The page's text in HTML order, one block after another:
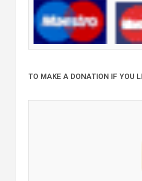
TO MAKE A DONATION IF YOU